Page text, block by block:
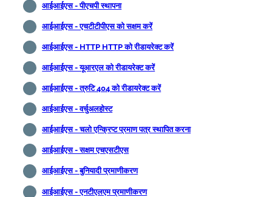
आईआईएस - पीएचपी स्थापना
आईआईएस - एचटीटीपीएस को सक्षम करें
आईआईएस - HTTP HTTP को रीडायरेक्ट करें
आईआईएस - यूआरएल को रीडायरेक्ट करें
आईआईएस - त्रुटि 404 को रीडायरेक्ट करें
आईआईएस - वर्चुअलहोस्ट
आईआईएस - चलो एन्क्रिप्ट प्रमाण पत्र स्थापित करना
आईआईएस - सक्षम एचएसटीएस
आईआईएस - बुनियादी प्रमाणीकरण
आईआईएस - एनटीएलएम प्रमाणीकरण